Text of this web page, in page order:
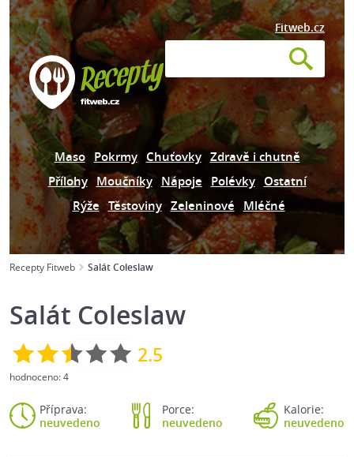
Fitweb.cz
Maso Pokrmy Chuťovky Zdravě i chutně
Přílohy Moučníky Nápoje Polévky Ostatní
Rýže Těstoviny Zeleninové Mléčné
Recepty Fitweb Salát Coleslaw
Salát Coleslaw
2.5
hodnoceno:4
Příprava:
neuvedeno
Porce:
neuvedeno
Kalorie:
neuvedeno